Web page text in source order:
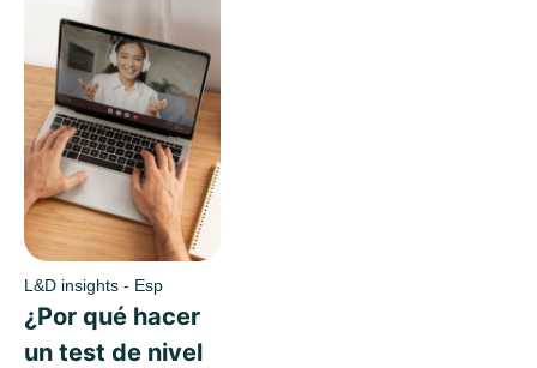
L&D insights - Esp
¿Por qué hacer
un test de nivel